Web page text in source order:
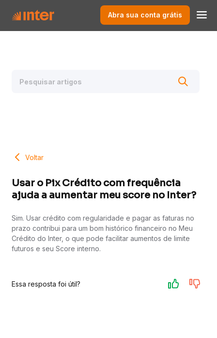
Abra sua conta grátis
Voltar
Usar o Pix Crédito com frequência
ajuda a aumentar meu score no Inter?
Sim. Usar crédito com regularidade e pagar as faturas no
prazo contribui para um bom histórico financeiro no Meu
Crédito do Inter, o que pode facilitar aumentos de limite
futuros e seu Score interno.
Essa resposta foi útil?